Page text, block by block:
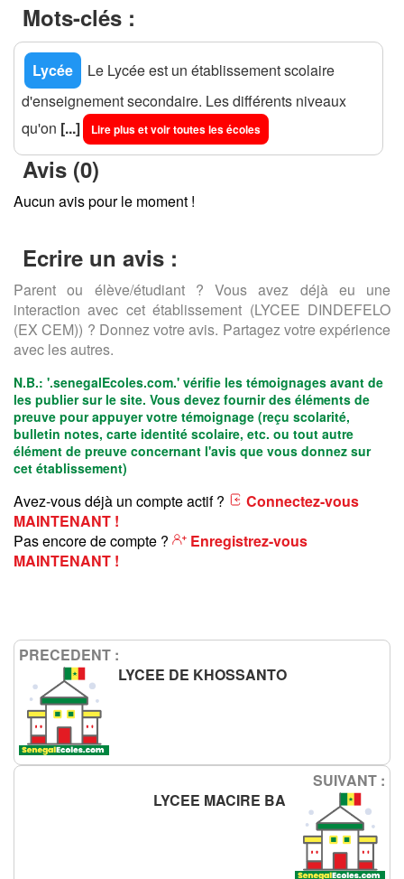
Mots-clés :
Lycée
Le Lycée est un établissement scolaire
d'enseignement secondaire. Les différents niveaux
qu'on [...] Lire plus et voir toutes les écoles
Avis (0)
Aucun avis pour le moment !
Ecrire un avis :
Parent ou élève/étudiant ? Vous avez déjà eu une
interaction avec cet établissement (LYCEE DINDEFELO
(EX CEM)) ? Donnez votre avis. Partagez votre expérience
avec les autres.
N.B.: '.senegalEcoles.com.' vérifie les témoignages avant de
les publier sur le site. Vous devez fournir des éléments de
preuve pour appuyer votre témoignage (reçu scolarité,
bulletin notes, carte identité scolaire, etc. ou tout autre
élément de preuve concernant l'avis que vous donnez sur
cet établissement)
Avez-vous déjà un compte actif ?
Connectez-vous
MAINTENANT !
Pas encore de compte ?
Enregistrez-vous
MAINTENANT !
PRECEDENT :
LYCEE DE KHOSSANTO
SUIVANT :
LYCEE MACIRE BA